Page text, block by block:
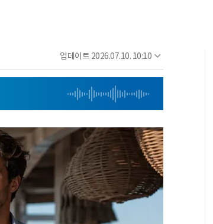
업데이트 2026.07.10. 10:10